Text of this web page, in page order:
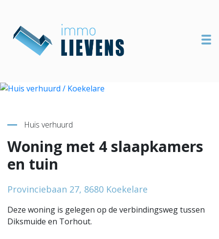
Terug naar overzicht
Huis verhuurd
Woning met 4 slaapkamers
en tuin
Provinciebaan 27, 8680 Koekelare
Deze woning is gelegen op de verbindingsweg tussen
Diksmuide en Torhout.